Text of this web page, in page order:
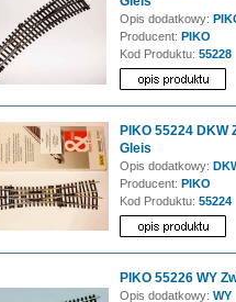
Opis dodatkowy:
Producent: PIKO
Kod Produktu: 55228
PIKO 55224
Gleis
Opis dodatkowy:
Producent: PIKO
Kod Produktu: 55224
PIKO 55226 WY
Opis dodatkowy: